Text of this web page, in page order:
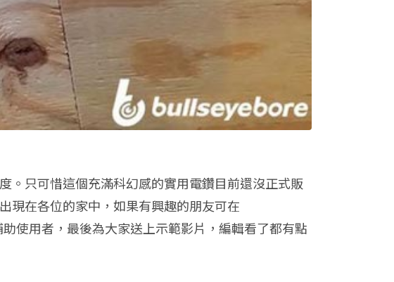
。只可惜這個充滿科幻感的實用電鑽目前還沒正式販
現在各位的家中，如果有興趣的朋友可在
使用者，最後為大家送上示範影片，編輯看了都有點